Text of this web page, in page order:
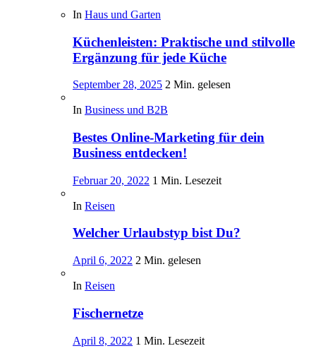
In Haus und Garten
Küchenleisten: Praktische und stilvolle
Ergänzung für jede Küche
September 28, 2025 2 Min. gelesen
In Business und B2B
Bestes Online-Marketing für dein
Business entdecken!
Februar 20, 2022 1 Min. Lesezeit
In Reisen
Welcher Urlaubstyp bist Du?
April 6, 2022 2 Min. gelesen
In Reisen
Fischernetze
April 8, 2022 1 Min. Lesezeit